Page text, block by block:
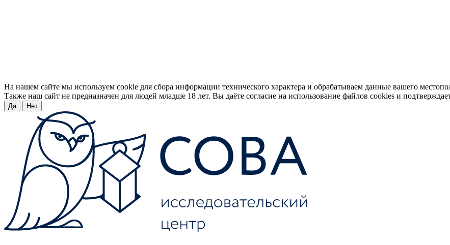
На нашем сайте мы используем cookie для сбора информации технического характера и обрабатываем данные вашего
Также наш сайт не предназначен для людей младше 18 лет. Вы даёте согласие на использование файлов cookies и
Да Нет